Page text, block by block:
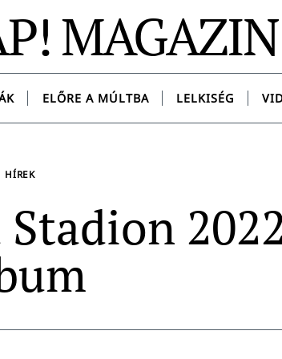
MAGAZIN
ELŐRE A MÚLTBA LELKISÉG
HÍREK